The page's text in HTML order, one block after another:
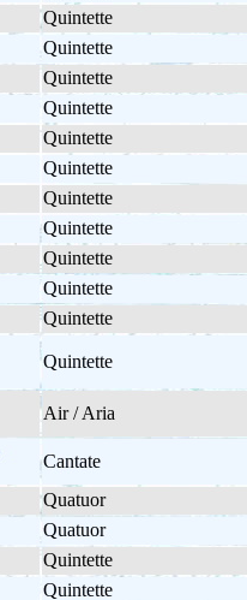
Quintette
Quintette
Quintette
Quintette
Quintette
Quintette
Quintette
Quintette
Quintette
Quintette
Quintette
Quintette
Air / Aria
Cantate
Quatuor
Quatuor
Quintette
Quintette